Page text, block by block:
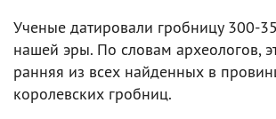
Ученые датировали гробницу 300-
нашей эры. По словам археологов,
ранняя из всех найденных в
королевских гробниц.